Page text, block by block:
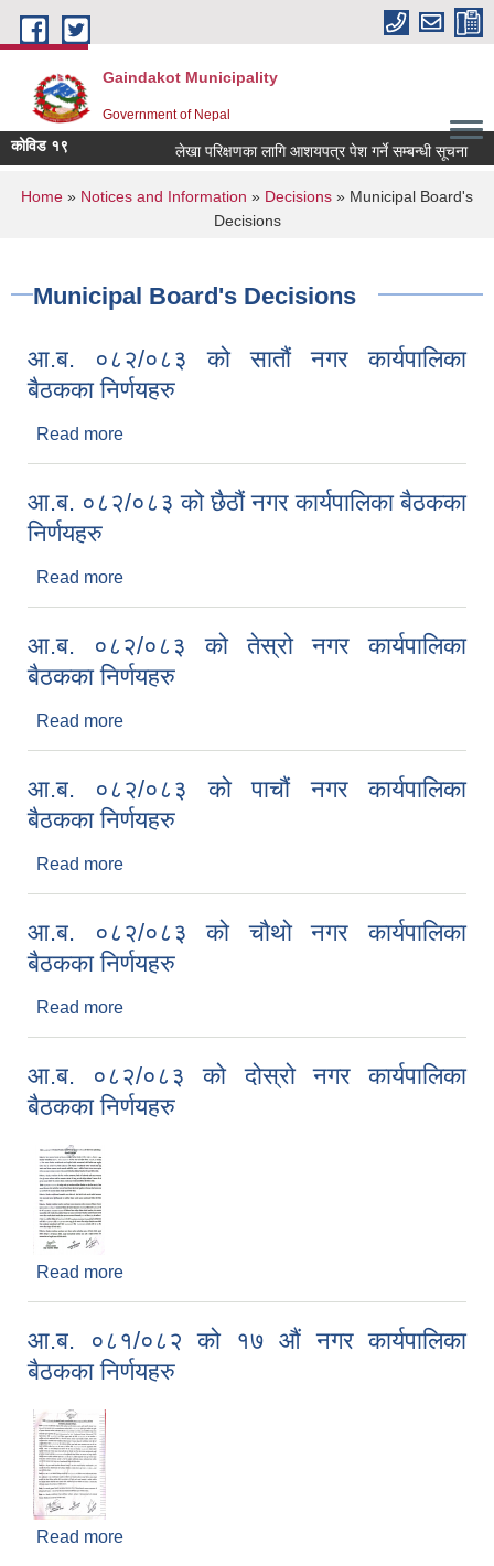
Skip to main content
Gaindakot Municipality
Government of Nepal
कोविड १९ लेखा परिक्षणका लागि आशयपत्र पेश गर्ने सम्बन्धी सूचना
You are here
Home » Notices and Information » Decisions » Municipal Board's
Decisions
Municipal Board's Decisions
आ.ब. ०८२/०८३ को सातौं नगर कार्यपालिका
बैठकका निर्णयहरु
Read more
आ.ब. ०८२/०८३ को छैठौं नगर कार्यपालिका बैठकका
निर्णयहरु
Read more
आ.ब. ०८२/०८३ को तेस्रो नगर कार्यपालिका
बैठकका निर्णयहरु
Read more
आ.ब. ०८२/०८३ को पाचौं नगर कार्यपालिका
बैठकका निर्णयहरु
Read more
आ.ब. ०८२/०८३ को चौथो नगर कार्यपालिका
बैठकका निर्णयहरु
Read more
आ.ब. ०८२/०८३ को दोस्रो नगर कार्यपालिका
बैठकका निर्णयहरु
Read more
आ.ब. ०८१/०८२ को १७ औं नगर कार्यपालिका
बैठकका निर्णयहरु
Read more